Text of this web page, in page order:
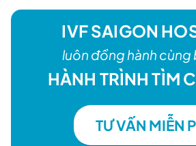
IVF SAIGON
luôn đồng hành cùng
HÀNH TRÌNH TÌM
TƯ VẤN MIỄN